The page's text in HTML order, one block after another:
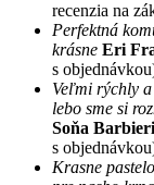
recenzia na
Perfektná
krásne Eri
s
Veľmi rýchly
lebo sme si
Soňa
s
Krasne